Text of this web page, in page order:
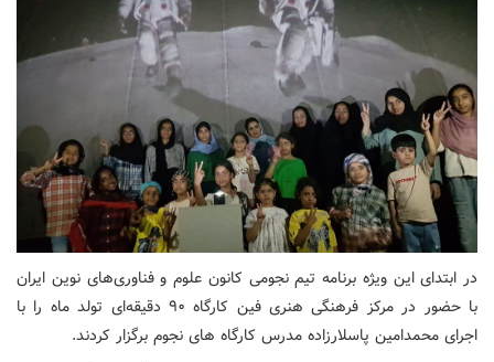
در ابتدای این ویژه برنامه تیم نجومی کانون علوم و فناوری‌های نوین ایران
با حضور در مرکز فرهنگی هنری فین کارگاه ۹۰ دقیقه‌ای تولد ماه را با
اجرای محمدامین پاسلارزاده مدرس کارگاه های نجوم برگزار کردند.